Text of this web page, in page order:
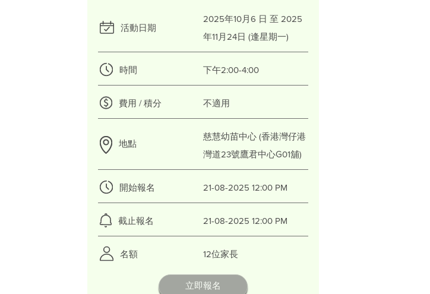
活動日期
2025年10月6 日 至 2025
年11月24日 (逢星期一)
時間 下午2:00-4:00
費用 / 積分 不適用
地點
慈慧幼苗中心 (香港灣仔港
灣道23號鷹君中心G01舖)
開始報名 21-08-2025 12:00 PM
截止報名 21-08-2025 12:00 PM
名額 12位家長
立即報名